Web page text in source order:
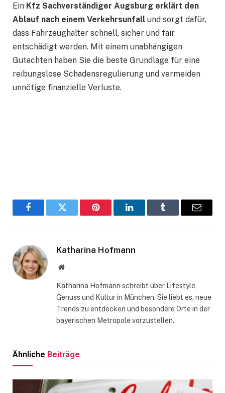
Ein Kfz Sachverständiger Augsburg erklärt den
Ablauf nach einem Verkehrsunfall und sorgt dafür,
dass Fahrzeughalter schnell, sicher und fair
entschädigt werden. Mit einem unabhängigen
Gutachten haben Sie die beste Grundlage für eine
reibungslose Schadensregulierung und vermeiden
unnötige finanzielle Verluste.
FacebookTwitter Pinterest LinkedInTumblr Email
Katharina Hofmann
Website
Katharina Hofmann schreibt über Lifestyle,
Genuss und Kultur in München. Sie liebt es, neue
Trends zu entdecken und besondere Orte in der
bayerischen Metropole vorzustellen.
Ähnliche Beiträge